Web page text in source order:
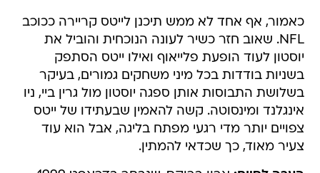
כאמור, אף אחד לא ממש תיכנן לייטס קריירה ככוכב
NFL. שאוב חזר כשיר לעונה הנוכחית והוביל את
יוסטון לעוד הופעת פלייאוף ואילו ייטס הסתפק
בשניות בודדות בכל מיני משחקים גמורים, בעיקר
בשלושת התבוסות אותן ספגה יוסטון מול גרין ביי, ניו
אינגלנד ומינסוטה. קשה להאמין שבעתידו של ייטס
צפויים יותר מדי רגעי מפתח בליגה, אבל הוא עוד
צעיר מאוד, כך שכדאי להמתין.